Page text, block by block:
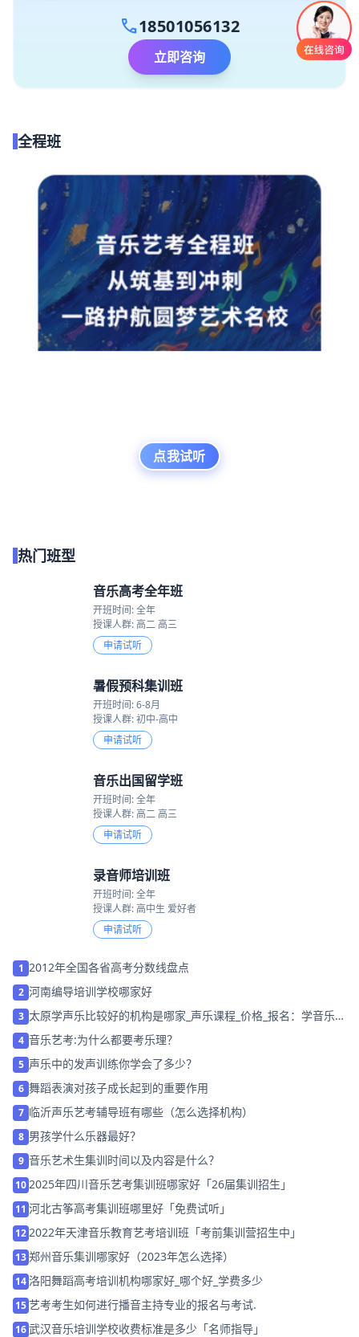
call18501056132
立即咨询
全程班
点我试听
热门班型
音乐高考全年班
开班时间: 全年
授课人群: 高二 高三
申请试听
暑假预科集训班
开班时间: 6-8月
授课人群: 初中-高中
申请试听
音乐出国留学班
开班时间: 全年
授课人群: 高二 高三
申请试听
录音师培训班
开班时间: 全年
授课人群: 高中生 爱好者
申请试听
1 2012年全国各省高考分数线盘点
2 河南编导培训学校哪家好
3 太原学声乐比较好的机构是哪家_声乐课程_价格_报名：学音乐，
怎能忽视视唱练耳？
4 音乐艺考:为什么都要考乐理？
5 声乐中的发声训练你学会了多少？
6 舞蹈表演对孩子成长起到的重要作用
7 临沂声乐艺考辅导班有哪些（怎么选择机构）
8 男孩学什么乐器最好？
9 音乐艺术生集训时间以及内容是什么？
10 2025年四川音乐艺考集训班哪家好「26届集训招生」
11 河北古筝高考集训班哪里好「免费试听」
12 2022年天津音乐教育艺考培训班「考前集训营招生中」
13郑州音乐集训哪家好（2023年怎么选择）
14 洛阳舞蹈高考培训机构哪家好_哪个好_学费多少
15艺考考生如何进行播音主持专业的报名与考试.
16武汉音乐培训学校收费标准是多少「名师指导」